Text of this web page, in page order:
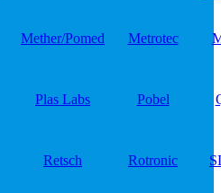
Mether/Pomed Metrotec
Plas Labs Pobel
Retsch Rotronic